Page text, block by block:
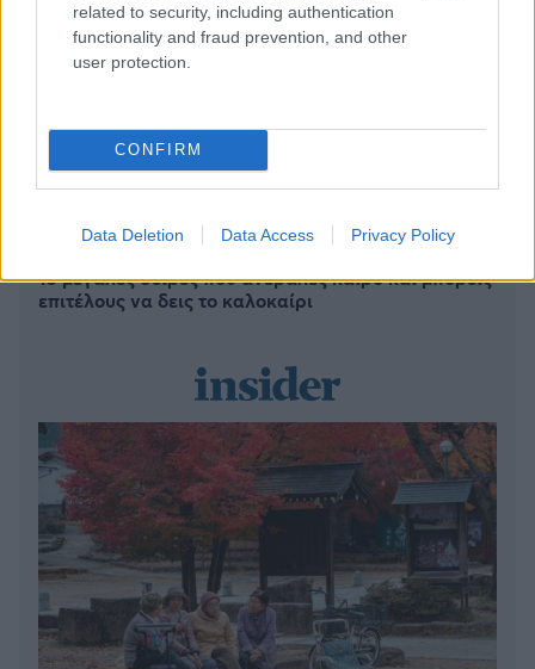
related to security, including authentication
functionality and fraud prevention, and other
user protection.
CONFIRM
Data Deletion Data Access Privacy Policy
(vid)
Δύο ανερχόμενα νησιά που μπήκαν στο ραντάρ του
15 μεγάλες σειρές που ανέβαλες καιρό και μπορείς
επιτέλους να δεις το καλοκαίρι